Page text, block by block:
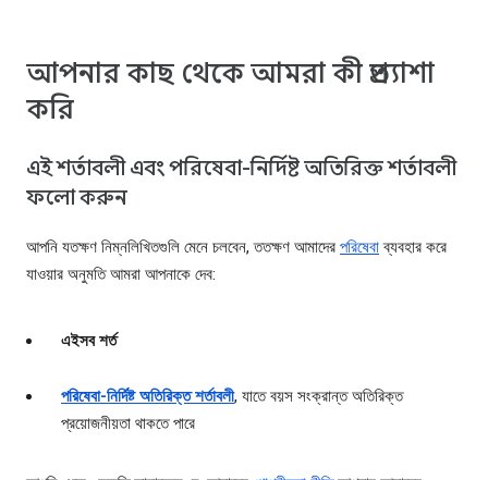
আপনার কাছ থেকে আমরা কী প্রত্যাশা
করি
এই শর্তাবলী এবং পরিষেবা-নির্দিষ্ট অতিরিক্ত শর্তাবলী
ফলো করুন
আপনি যতক্ষণ নিম্নলিখিতগুলি মেনে চলবেন, ততক্ষণ আমাদের পরিষেবাব্যবহার করে
যাওয়ার অনুমতি আমরা আপনাকে দেব:
এইসব শর্ত
পরিষেবা-নির্দিষ্ট অতিরিক্ত শর্তাবলী, যাতে বয়স সংক্রান্ত অতিরিক্ত
প্রয়োজনীয়তা থাকতে পারে